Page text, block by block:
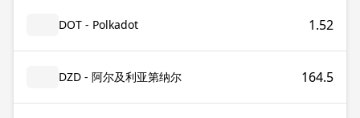
DOT - Polkadot 1.52
DZD - 阿尔及利亚第纳尔 164.5